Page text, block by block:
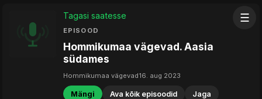
☰
Tagasi saatesse
EPISOOD
Hommikumaa vägevad. Aasia
südames
Hommikumaa vägevad16. aug 2023
Mängi Ava kõik episoodid Jaga